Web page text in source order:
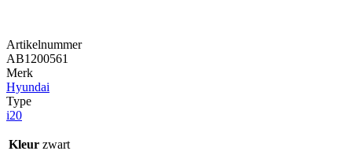
Artikelnummer
AB1200561
Merk
Hyundai
Type
i20
Kleur zwart